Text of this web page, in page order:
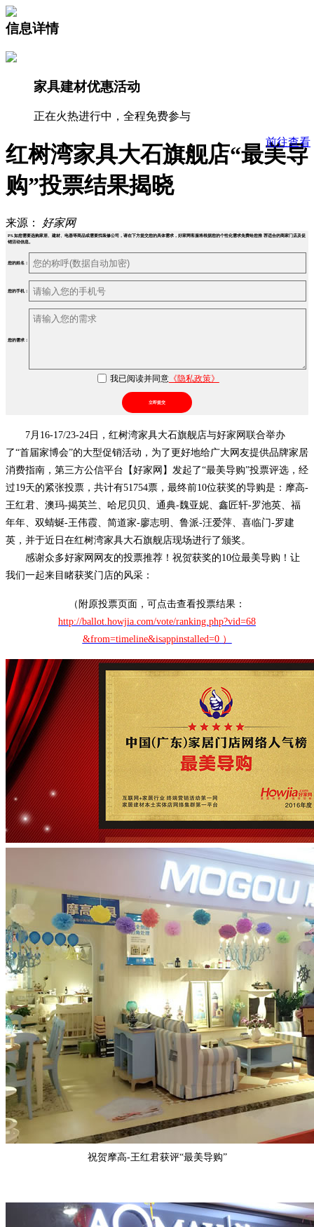
信息详情
家具建材优惠活动
正在火热进行中，全程免费参与
前往查看
红树湾家具大石旗舰店“最美导
购”投票结果揭晓
来源： 好家网
PS.如您需要选购家居、建材、电器等商品或需要找装修公司，请在下方提交您的具体需求，好家网客服将根据您的个性化需求免费给您推 荐适合的商家门店及促
销活动信息。
您的姓名：
您的手机：
您的需求：
我已阅读并同意《隐私政策》
立即提交
7月16-17/23-24日，红树湾家具大石旗舰店与好家网联合举办
了“首届家博会”的大型促销活动，为了更好地给广大网友提供品牌家居
消费指南，第三方公信平台【好家网】发起了“最美导购”投票评选，经
过19天的紧张投票，共计有51754票，最终前10位获奖的导购是：摩高-
王红君、澳玛-揭英兰、哈尼贝贝、通典-魏亚妮、鑫匠轩-罗池英、福
年年、双蜻蜒-王伟霞、简道家-廖志明、鲁派-汪爱萍、喜临门-罗建
英，并于近日在红树湾家具大石旗舰店现场进行了颁奖。
感谢众多好家网网友的投票推荐！祝贺获奖的10位最美导购！让
我们一起来目睹获奖门店的风采：
（附原投票页面，可点击查看投票结果：
http://ballot.howjia.com/vote/ranking.php?vid=68​
&from=timeline&isappinstalled=0 ）
祝贺摩高-王红君获评“最美导购”